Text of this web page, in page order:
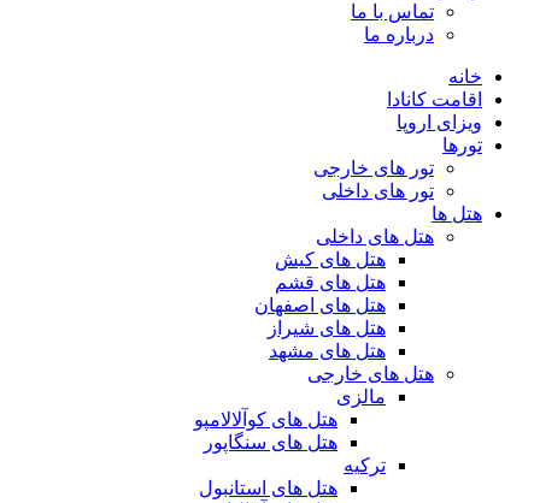
تماس با ما
درباره ما
خانه
اقامت کانادا
ویزای اروپا
تورها
تور های خارجی
تور های داخلی
هتل ها
هتل های داخلی
هتل های کیش
هتل های قشم
هتل های اصفهان
هتل های شیراز
هتل های مشهد
هتل های خارجی
مالزی
هتل های کوآلالامپو
هتل های سنگاپور
ترکیه
هتل های استانبول